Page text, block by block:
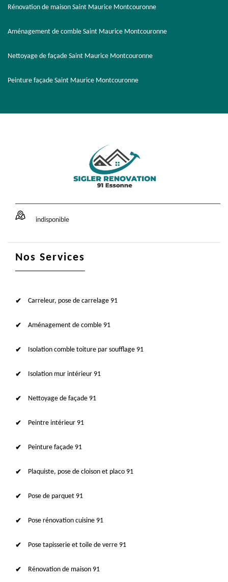
Rénovation de maison Saint Maurice Montcouronne
Aménagement de comble Saint Maurice Montcouronne
Nettoyage de façade Saint Maurice Montcouronne
Peinture façade Saint Maurice Montcouronne
indisponible
Nos Services
Carreleur, pose de carrelage 91
Aménagement de comble 91
Isolation comble toiture par soufflage 91
Isolation mur intérieur 91
Nettoyage de façade 91
Peintre intérieur 91
Peinture façade 91
Plaquiste, pose de cloison et placo 91
Pose de parquet 91
Pose rénovation cuisine 91
Pose tapisserie et toile de verre 91
Rénovation de maison 91